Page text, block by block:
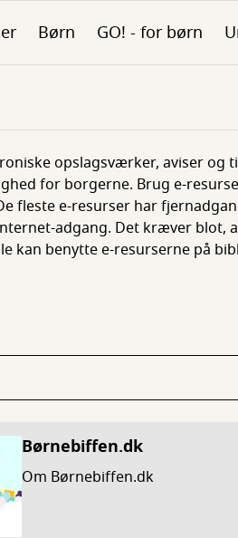
Børn GO! - for børn
opslagsværker, aviser
for borgerne. Brug e-
fleste e-resurser har
adgang. Det kræver blot,
kan benytte e-resurserne på
Børnebiffen.dk
Om Børnebiffen.dk